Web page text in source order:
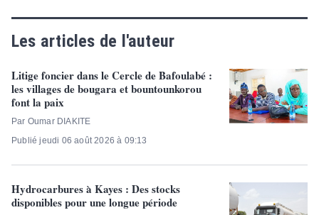
Les articles de l'auteur
Litige foncier dans le Cercle de Bafoulabé :
les villages de bougara et bountounkorou
font la paix
Par Oumar DIAKITE
Publié jeudi 06 août 2026 à 09:13
Hydrocarbures à Kayes : Des stocks
disponibles pour une longue période